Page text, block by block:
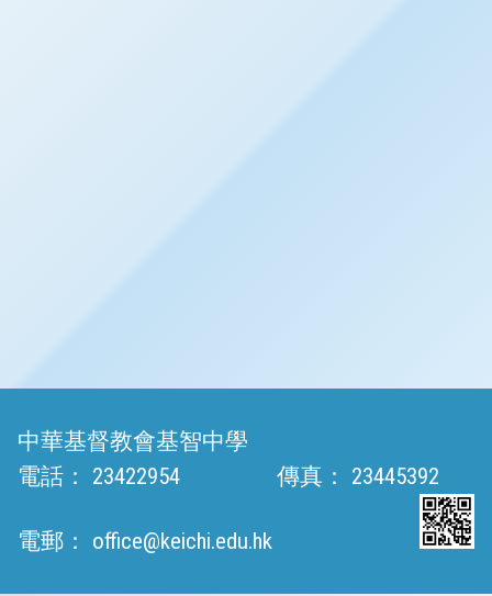
中華基督教會基智中學
電話：
23422954 傳真： 23445392
電郵： office@keichi.edu.hk